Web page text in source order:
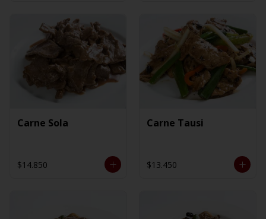
Carne Sola
$14.850
Carne Tausi
$13.450